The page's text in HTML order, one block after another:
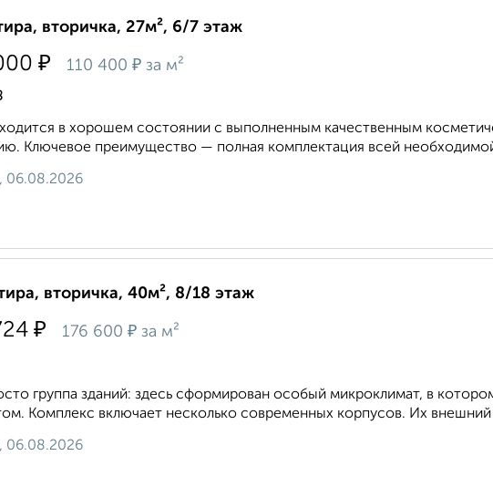
вторичка, 27м², 6/7 этаж
₽ 110 400 ₽ за м²
в хорошем состоянии с выполненным качественным
Ключевое преимущество — полная комплектация всей
06.08.2026
вторичка, 40м², 8/18 этаж
₽ 176 600 ₽ за м²
группа зданий: здесь сформирован особый микроклимат, в
Комплекс включает несколько современных корпусов. Их внешний
06.08.2026